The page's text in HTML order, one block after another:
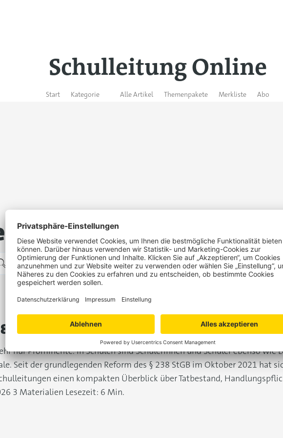
Schulleitung Online
Start Kategorie Alle Artikel Themenpakete Merkliste Abo
für“Nachstellung”
StGB
nur Prominente. In Schulen sind Schülerinnen und Schüler ebenso wie
Seit der grundlegenden Reform des § 238 StGB im Oktober 2021 hat
einen kompakten Überblick über Tatbestand,
3 Materialien Lesezeit: 6 Min.